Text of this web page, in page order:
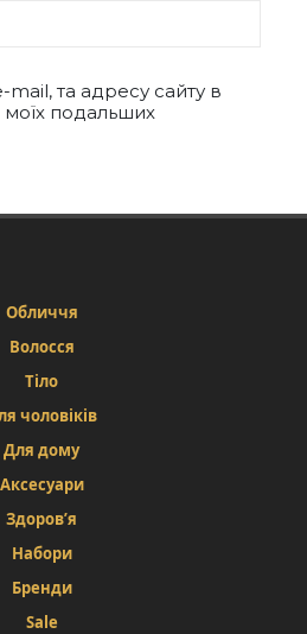
mail, та адресу сайту в
моїх подальших
Обличчя
Волосся
Тіло
чоловіків
Для дому
Аксесуари
Здоров’я
Набори
Бренди
Sale